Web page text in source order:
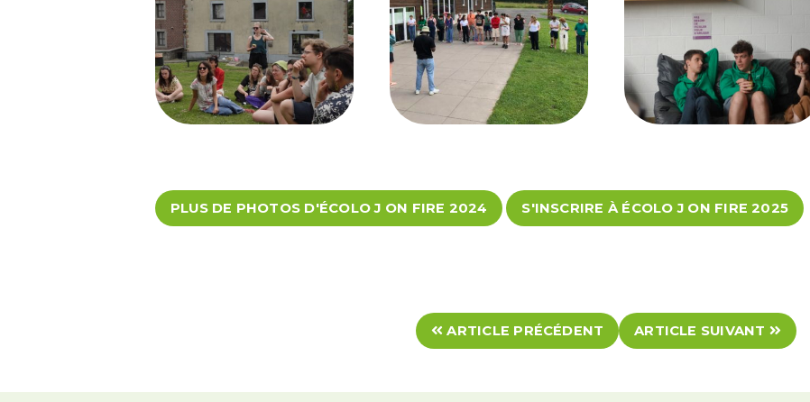
PLUS DE PHOTOS D'ÉCOLO J ON FIRE 2024 S'INSCRIRE À ÉCOLO J ON FIRE 2025
ARTICLE PRÉCÉDENT ARTICLE SUIVANT